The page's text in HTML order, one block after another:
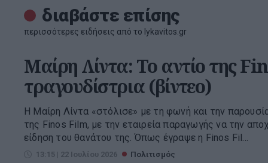
διαβάστε επίσης
περισσότερες ειδήσεις από το lykavitos.gr
Μαίρη Λίντα: Το αντίο της
τραγουδίστρια (βίντεο)
Η Μαίρη Λίντα «στόλισε» με τη φωνή και την
της Finos Film, με την εταιρεία παραγωγής να την
είδηση του θανάτου της. Όπως έγραψε η Finos Fil...
13:15 | 22 Ιουλίου 2026 Πολιτισμός